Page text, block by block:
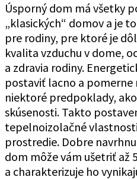
Úsporný dom má všetky
„klasických“ domov a je
pre rodiny, pre ktoré je
kvalita vzduchu v dome,
a zdravia rodiny.
postaviť lacno a pomerne
niektoré predpoklady,
skúsenosti. Takto
tepelnoizolačné
prostredie. Dobre
dom môže vám ušetriť až
a charakterizuje ho